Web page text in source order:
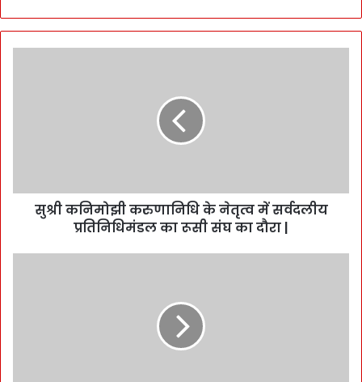
सुश्री कनिमोझी करुणानिधि के नेतृत्व में सर्वदलीय
प्रतिनिधिमंडल का रूसी संघ का दौरा |